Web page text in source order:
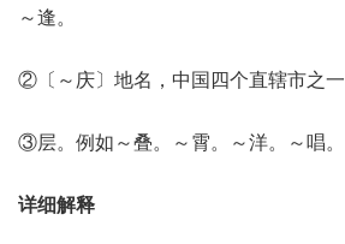
～逢。
②〔～庆〕地名，中国四个直辖市之一
③层。例如～叠。～霄。～洋。～唱。
详细解释